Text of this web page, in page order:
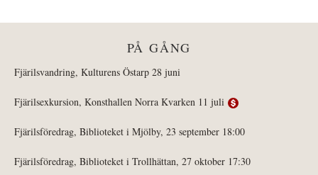
PÅ GÅNG
Fjärilsvandring, Kulturens Östarp 28 juni
Fjärilsexkursion, Konsthallen Norra Kvarken 11 juli
Fjärilsföredrag, Biblioteket i Mjölby, 23 september 18:00
Fjärilsföredrag, Biblioteket i Trollhättan, 27 oktober 17:30